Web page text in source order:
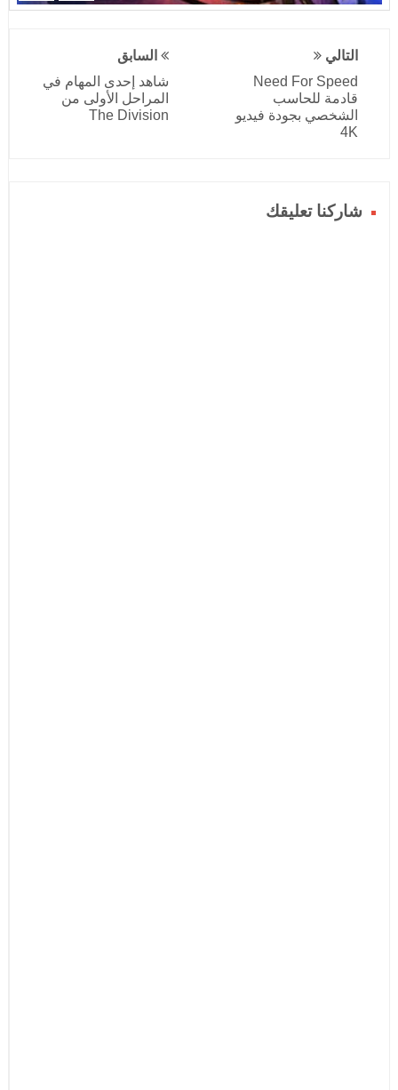
التالي
Need For Speed
قادمة للحاسب
الشخصي بجودة فيديو
4K
السابق
شاهد إحدى المهام في
المراحل الأولى من
The Division
شاركنا تعليقك